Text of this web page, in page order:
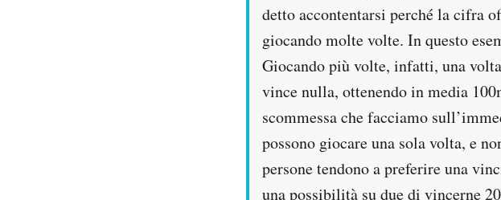
detto accontentarsi perché la cifra
giocando molte volte. In questo
Giocando più volte, infatti, una
vince nulla, ottenendo in media
scommessa che facciamo
possono giocare una sola volta, e
persone tendono a preferire una
una possibilità su due di vincerne